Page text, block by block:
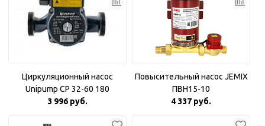
Циркуляционный насос
Unipump CP 32-60 180
3 996 руб.
Повысительный насос JEMIX
ПВН15-10
4 337 руб.